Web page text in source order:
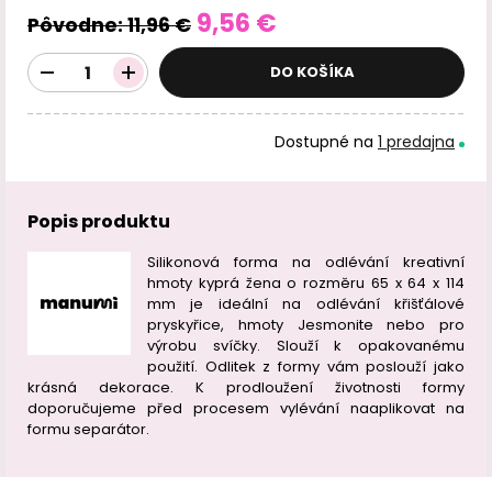
Pôvodne:11,96 € 9,56 €
DO KOŠÍKA
Dostupné na 1 predajna
Popis produktu
Silikonová forma na odlévání kreativní
hmoty kyprá žena o rozměru 65 x 64 x 114
mm je ideální na odlévání křišťálové
pryskyřice, hmoty Jesmonite nebo pro
výrobu svíčky. Slouží k opakovanému
použití. Odlitek z formy vám poslouží jako
krásná dekorace. K prodloužení životnosti formy
doporučujeme před procesem vylévání naaplikovat na
formu separátor.